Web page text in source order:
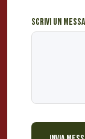
Scrivi un